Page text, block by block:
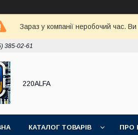
Зараз у компанії неробочий час.
385-02-61
220ALFA
КАТАЛОГ ТОВАРІВ ПРО